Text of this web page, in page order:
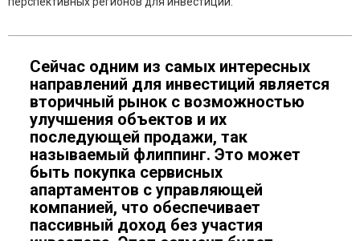
Сейчас одним из самых интересных
направлений для инвестиций является
вторичный рынок с возможностью
улучшения объектов и их
последующей продажи, так
называемый флиппинг. Это может
быть покупка сервисных
апартаментов с управляющей
компанией, что обеспечивает
пассивный доход без участия